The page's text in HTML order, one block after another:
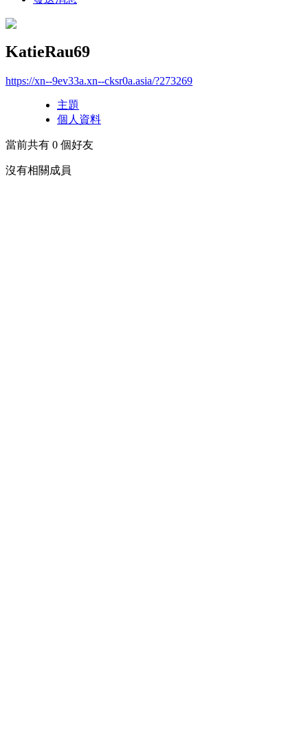
KatieRau69
https://xn--9ev33a.xn--cksr0a.asia/?273269
主題
個人資料
當前共有 0 個好友
沒有相關成員